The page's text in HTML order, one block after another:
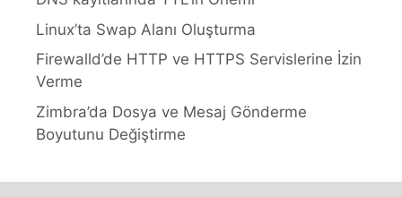
Linux’ta Swap Alanı Oluşturma
Firewalld’de HTTP ve HTTPS Servislerine İzin
Verme
Zimbra’da Dosya ve Mesaj Gönderme
Boyutunu Değiştirme